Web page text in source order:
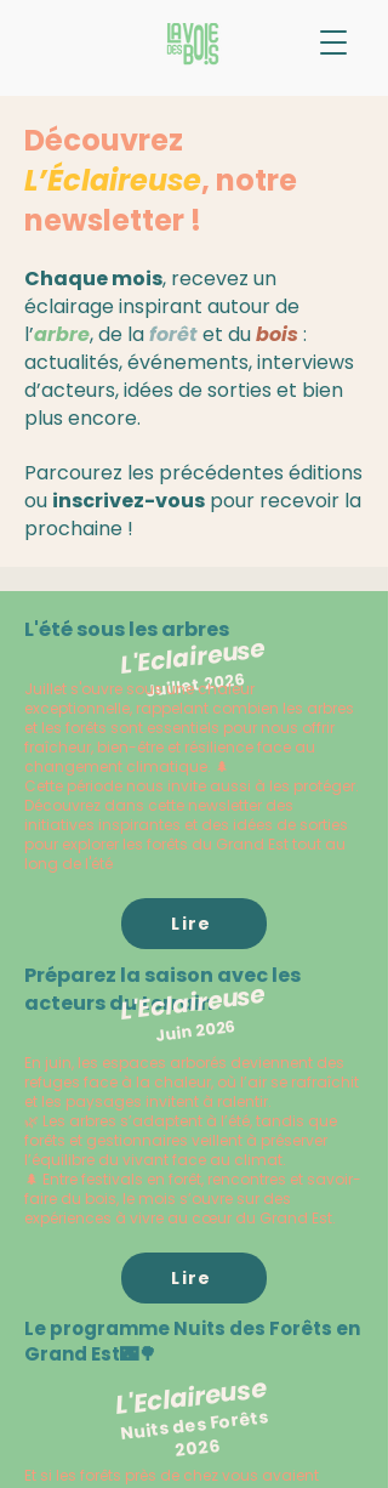
Découvrez
L’Éclaireuse, notre
newsletter !
Chaque mois, recevez un
éclairage inspirant autour de
l’arbre, de laforêtet dubois :
actualités, événements, interviews
d’acteurs, idées de sorties et bien
plus encore.
Parcourez les précédentes éditions
ou inscrivez-vous pour recevoir la
prochaine !
L'été sous les arbres
L'Eclaireuse
Juillet 2026
Juillet s'ouvre sous une chaleur
exceptionnelle, rappelant combien les arbres
et les forêts sont essentiels pour nous offrir
fraîcheur, bien-être et résilience face au
changement climatique. 🌲
Cette période nous invite aussi à les protéger.
Découvrez dans cette newsletter des
initiatives inspirantes et des idées de sorties
pour explorer les forêts du Grand Est tout au
long de l'été
Lire
Préparez la saison avec les
acteurs du terrain
L'Eclaireuse
Juin 2026
En juin, les espaces arborés deviennent des
refuges face à la chaleur, où l’air se rafraîchit
et les paysages invitent à ralentir.
🌿 Les arbres s’adaptent à l’été, tandis que
forêts et gestionnaires veillent à préserver
l’équilibre du vivant face au climat.
🌲 Entre festivals en forêt, rencontres et savoir-
faire du bois, le mois s’ouvre sur des
expériences à vivre au cœur du Grand Est.
Lire
Le programme Nuits des Forêts en
Grand Est🌃🌳
L'Eclaireuse
Nuits des Forêts
2026
Et si les forêts près de chez vous avaient